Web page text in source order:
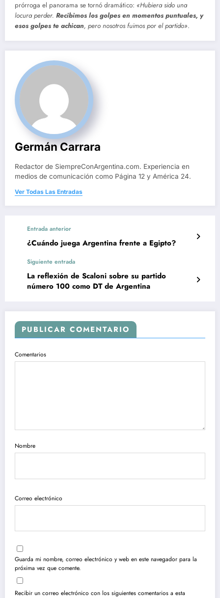
prórroga el panorama se tornó dramático: «Hubiera sido una
locura perder. Recibimos los golpes en momentos puntuales, y
esos golpes te achican, pero nosotros fuimos por el partido».
Germán Carrara
Redactor de SiempreConArgentina.com. Experiencia en
medios de comunicación como Página 12 y América 24.
Ver Todas Las Entradas
Entrada anterior
¿Cuándo juega Argentina frente a Egipto?
Siguiente entrada
La reflexión de Scaloni sobre su partido
número 100 como DT de Argentina
PUBLICAR COMENTARIO
Comentarios
Nombre
Correo electrónico
Guarda mi nombre, correo electrónico y web en este navegador para la
próxima vez que comente.
Recibir un correo electrónico con los siguientes comentarios a esta